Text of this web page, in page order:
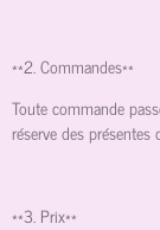
**2. Commandes**
Toute commande
réserve des
**3. Prix**